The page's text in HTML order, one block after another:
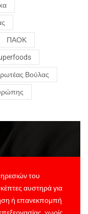
ΠΑΟΚ
Βούλας
του
αυστηρά για
ή επανεκπομπή
χωρίς